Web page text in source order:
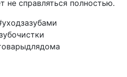
не справляться полностью.